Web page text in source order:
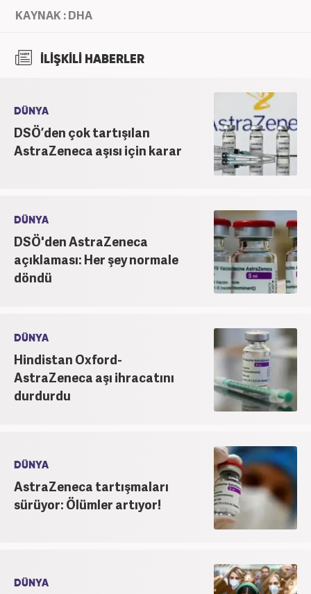
KAYNAK : DHA
İLİŞKİLİ HABERLER
DÜNYA
DSÖ’den çok tartışılan
AstraZeneca aşısı için karar
DÜNYA
DSÖ'den AstraZeneca
açıklaması: Her şey normale
döndü
DÜNYA
Hindistan Oxford-
AstraZeneca aşı ihracatını
durdurdu
DÜNYA
AstraZeneca tartışmaları
sürüyor: Ölümler artıyor!
DÜNYA